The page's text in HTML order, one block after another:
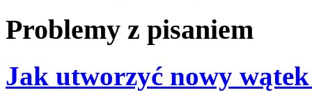
Problemy z pisaniem
Jak utworzyć nowy